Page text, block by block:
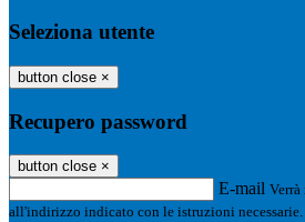
Seleziona utente
button close ×
Recupero password
button close ×
E-mail
all'indirizzo indicato con le istruzioni necessarie.